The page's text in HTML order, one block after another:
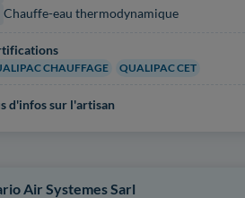
Chauffe-eau thermodynamique
CHAUFFAGE QUALIPAC CET
d'infos sur l'artisan
Air Systemes Sarl